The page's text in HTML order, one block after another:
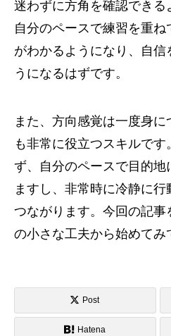
迷わずに方角を確認できる
自分のペースで練習を重ね
がわかるようになり、自信
うになるはずです。
また、方向感覚は一度身
も非常に役立つスキルで
ず、自分のペースで目的地
ますし、非常時に冷静に
つながります。今回の記事
の小さな工夫から始めてみ
Post
Hatena